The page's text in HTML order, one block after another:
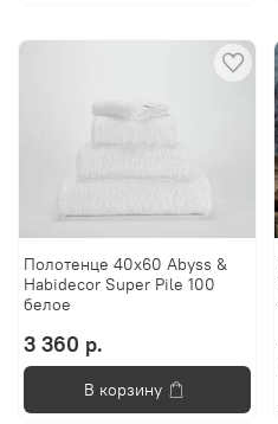
Полотенце 40x60 Abyss &
Habidecor Super Pile 100
белое
3 360 р.
В корзину